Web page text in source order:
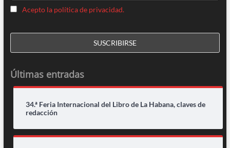
Acepto la política de privacidad.
Últimas entradas
34.ª Feria Internacional del Libro de La Habana, claves de
redacción